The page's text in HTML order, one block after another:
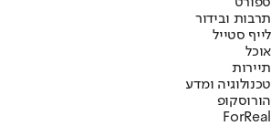
תרבות ובידור
לייף סטייל
אוכל
תיירות
טכנולוגיה ומדע
הורוסקופ
ForReal